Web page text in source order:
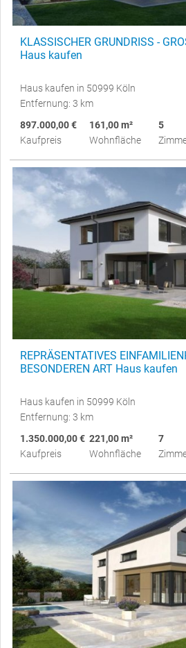
KLASSISCHER GRUNDRISS -
Haus kaufen
Haus kaufen in 50999 Köln
Entfernung: 3 km
897.000,00 €
Kaufpreis
161,00 m²
Wohnfläche
5
REPRÄSENTATIVES
BESONDEREN ART Haus kaufen
Haus kaufen in 50999 Köln
Entfernung: 3 km
1.350.000,00 €
Kaufpreis
221,00 m²
Wohnfläche
7